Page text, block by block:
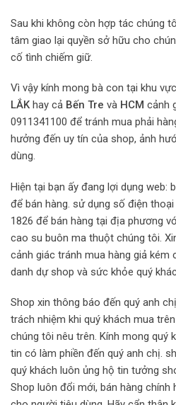
Sau khi không còn hợp tác chúng
tâm giao lại quyền sở hữu cho
cố tình chiếm giữ.
Vì vậy kính mong bà con tại khu
LẮK hay cả Bến Tre và HCM cảnh
0911341100 để tránh mua phải
hưởng đến uy tín của shop, ảnh
dùng.
Hiện tại bạn ấy đang lợi dụng web:
để bán hàng. sử dụng số điện
1826 để bán hàng tại địa phương
cao su buôn ma thuột chúng tôi.
cảnh giác tránh mua hàng giả kém
danh dự shop và sức khỏe quý
Shop xin thông báo đến quý anh
trách nhiệm khi quý khách mua
chúng tôi nêu trên. Kính mong quý
tin có làm phiền đến quý anh chị.
quý khách luôn ủng hộ tin tưởng
Shop luôn đổi mới, bán hàng chính